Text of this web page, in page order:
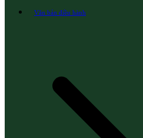
Văn bản điều hành